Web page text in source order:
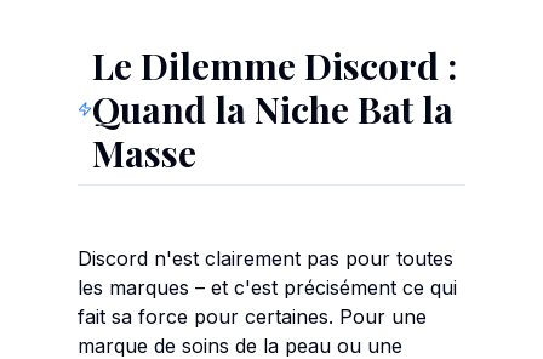
Le Dilemme Discord :
Quand la Niche Bat la
Masse
Discord n'est clairement pas pour toutes
les marques – et c'est précisément ce qui
fait sa force pour certaines. Pour une
marque de soins de la peau ou une